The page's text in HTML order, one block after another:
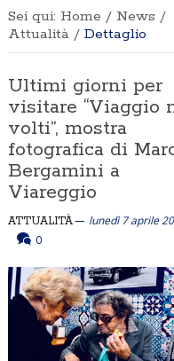
Sei qui: Home / News /
Attualità / Dettaglio
Ultimi giorni per
visitare “Viaggio
volti”, mostra
fotografica di
Bergamini a
Viareggio
ATTUALITÀ
lunedì 7 aprile
0